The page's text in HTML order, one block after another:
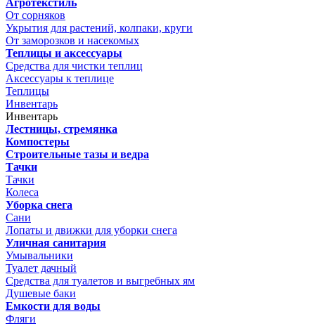
Агротекстиль
От сорняков
Укрытия для растений, колпаки, круги
От заморозков и насекомых
Теплицы и аксессуары
Средства для чистки теплиц
Аксессуары к теплице
Теплицы
Инвентарь
Инвентарь
Лестницы, стремянка
Компостеры
Строительные тазы и ведра
Тачки
Тачки
Колеса
Уборка снега
Сани
Лопаты и движки для уборки снега
Уличная санитария
Умывальники
Туалет дачный
Средства для туалетов и выгребных ям
Душевые баки
Емкости для воды
Фляги